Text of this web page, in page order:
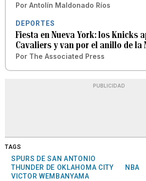
Por Antolín Maldonado Ríos
DEPORTES
Fiesta en Nueva York: los Knicks
Cavaliers y van por el anillo de la
Por The Associated Press
PUBLICIDAD
TAGS
SPURS DE SAN ANTONIO
THUNDER DE OKLAHOMA CITY
NBA
VICTOR WEMBANYAMA